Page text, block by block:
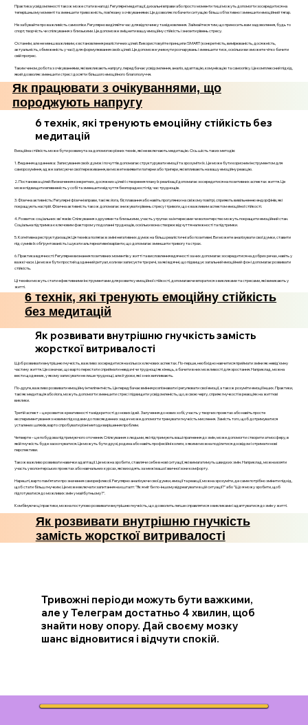
Практика усвідомленості також може стати в нагоді. Регулярні медитації, дихальні вправи або просто моменти тиші можуть допомогти зосередитися на
теперішньому моменті та зменшити тривожність, пов’язану з очікуваннями. Це дозволяє побачити ситуацію більш об’єктивно і зменшити емоційний тягар.
Не забувайте про важливість самоопіки. Регулярно виділяйте час для відпочинку та відновлення. Займайтеся тим, що приносить вам задоволення, будь то
спорт, творчість чи спілкування з близькими. Це допоможе зміцнити вашу емоційну стійкість і знизити рівень стресу.
Останнім, але не менш важливим, є встановлення реалістичних цілей. Використовуйте принципи SMART (конкретність, вимірюваність, досяжність,
актуальність, обмеженість у часі) для формулювання своїх цілей. Це допоможе уникнути розчарувань і зменшити тиск, оскільки ви зможете чітко бачити
свій прогрес.
Таким чином, робота з очікуваннями, які викликають напругу, передбачає усвідомлення, аналіз, адаптацію, комунікацію та самоопіку. Це комплексний підхід,
який дозволяє зменшити стрес і досягти більшого емоційного благополуччя.
Як працювати з очікуваннями, що
породжують напругу
6 технік, які тренують емоційну стійкість без
медитацій
Емоційна стійкість може бути розвинута за допомогою різних технік, які не включають медитацію. Ось шість таких методів:
1. Ведення щоденника: Записування своїх думок і почуттів допомагає структурувати емоції та зрозуміти їх. Це може бути корисним інструментом для
саморозуміння, адже записуючи свої переживання, ви можете виявити патерни або тригери, які впливають на вашу емоційну реакцію.
2. Постановка цілей: Визначення конкретних, досяжних цілей і створення плану їх реалізації допомагає зосередитися на позитивних аспектах життя. Це
може підвищити впевненість у собі та зменшити відчуття безпорадності під час труднощів.
3. Фізична активність: Регулярні фізичні вправи, такі як йога, біг, плавання або навіть прогулянки на свіжому повітрі, сприяють вивільненню ендорфінів, які
покращують настрій. Фізична активність також допомагає знижувати рівень стресу і тривоги, що є важливим аспектом емоційної стійкості.
4. Розвиток соціальних зв'язків: Спілкування з друзями та близькими, участь у групах за інтересами чи волонтерство можуть покращити емоційний стан.
Соціальна підтримка є ключовим фактором у подоланні труднощів, оскільки вона створює відчуття належності та підтримки.
5. Когнітивна реструктуризація: Ця техніка полягає в зміні негативних думок на більш реалістичні або позитивні. Ви можете аналізувати свої думки, ставити
під сумнів їх обґрунтованість і шукати альтернативні варіанти, що допомагає зменшити тривогу та страх.
6. Практика вдячності: Регулярне визнання позитивних моментів у житті та висловлення вдячності за них допомагає зосередитися на добрих речах, навіть у
важкі часи. Це може бути простий щоденний ритуал, коли ви записуєте три речі, за які вдячні, що підвищує загальний емоційний фон і допомагає розвивати
стійкість.
Ці техніки можуть стати ефективними інструментами для розвитку емоційної стійкості, допомагаючи впоратися з викликами та стресами, які виникають у
житті.
6 технік, які тренують емоційну стійкість
без медитацій
Як розвивати внутрішню гнучкість замість
жорсткої витривалості
Щоб розвивати внутрішню гнучкість, важливо зосередитися на кількох ключових аспектах. По-перше, необхідно навчитися приймати зміни як невід’ємну
частину життя. Це означає, що варто перестати сприймати невдачі чи труднощі як кінець, а бачити в них можливості для зростання. Наприклад, можна
вести щоденник, у якому записувати не лише труднощі, але й уроки, які з них випливають.
По-друге, важливо розвивати емоційну інтелігентність. Це передбачає вміння розпізнавати і регулювати свої емоції, а також розуміти емоції інших. Практики,
такі як медитація або йога, можуть допомогти зменшити стрес і підвищити усвідомленість, що, в свою чергу, сприяє гнучкості в реакціях на життєві
виклики.
Третій аспект – це розвиток креативності та відкритості до нових ідей. Залучення до нових хобі, участь у творчих проектах або навіть просте
експериментування з новими підходами до повсякденних задач може допомогти тренувати гнучкість мислення. Замість того, щоб дотримуватися
усталених шляхів, варто спробувати різні методи вирішення проблем.
Четверте – це побудова підтримуючого оточення. Спілкування з людьми, які підтримують ваші прагнення до змін, може допомогти створити атмосферу, в
якій гнучкість буде заохочуватися. Це можуть бути друзі, родина або навіть професійні колеги, з якими можна поділитися досвідом і отримати нові
перспективи.
Також важливо розвивати навички адаптації. Це можна зробити, ставлячи себе в нові ситуації, які вимагатимуть швидких змін. Наприклад, можна взяти
участь у волонтерських проектах або навчальних курсах, які виходять за межі вашої звичної зони комфорту.
Нарешті, варто пам’ятати про значення саморефлексії. Регулярно аналізуючи свої думки, емоції та реакції, можна зрозуміти, де саме потрібно змінити підхід,
щоб стати більш гнучким. Це може включати запитання на кшталт: "Як я міг би по-іншому відреагувати в цій ситуації?" або "Що я можу зробити, щоб
підготуватися до можливих змін у майбутньому?".
Комбінуючи ці практики, можна поступово розвивати внутрішню гнучкість, що дозволить легше справлятися з викликами і адаптуватися до змін у житті.
Як розвивати внутрішню гнучкість
замість жорсткої витривалості
Тривожні періоди можуть бути важкими,
але у Телеграм достатньо 4 хвилин, щоб
знайти нову опору. Дай своєму мозку
шанс відновитися і відчути спокій.